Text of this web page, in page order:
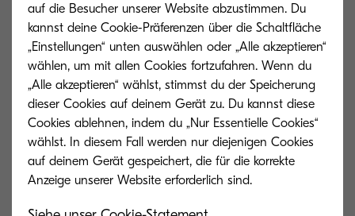
schützen die zu druckenden Dokumente vor
unberechtigtem Zugriff. Die Funktion
„Unzulässige Zeit“ deaktiviert Druckfunktionen
nach Büroschluss. Neben einer Vielzahl weiterer
Features wie Secure Boot, Run-time Integrity
Check oder TLS 1 ist optional ein Trusted Platform
Module (TPM) bei Einbau einer Festplatte
erhältlich. Das macht Informationsprozesse
auf die Besucher unserer Website abzustimmen. Du
kannst deine Cookie-Präferenzen über die Schaltfläche
„Einstellungen“ unten auswählen oder „Alle akzeptieren“
wählen, um mit allen Cookies fortzufahren. Wenn du
„Alle akzeptieren“ wählst, stimmst du der Speicherung
dieser Cookies auf deinem Gerät zu. Du kannst diese
Cookies ablehnen, indem du „Nur Essentielle Cookies“
wählst. In diesem Fall werden nur diejenigen Cookies
auf deinem Gerät gespeichert, die für die korrekte